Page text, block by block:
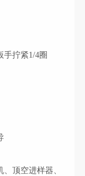
手拧紧1/4圈
顶空进样器、